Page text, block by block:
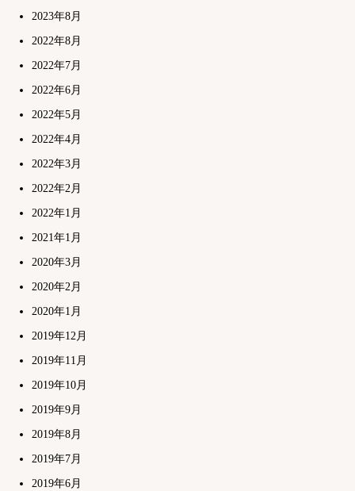
2023年8月
2022年8月
2022年7月
2022年6月
2022年5月
2022年4月
2022年3月
2022年2月
2022年1月
2021年1月
2020年3月
2020年2月
2020年1月
2019年12月
2019年11月
2019年10月
2019年9月
2019年8月
2019年7月
2019年6月